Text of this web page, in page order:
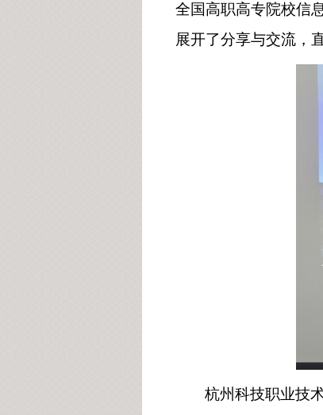
全国高职高专院校信
展开了分享与交流，
杭州科技职业技